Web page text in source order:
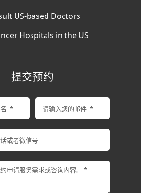
US-based Doctors
Hospitals in the US
提交预约